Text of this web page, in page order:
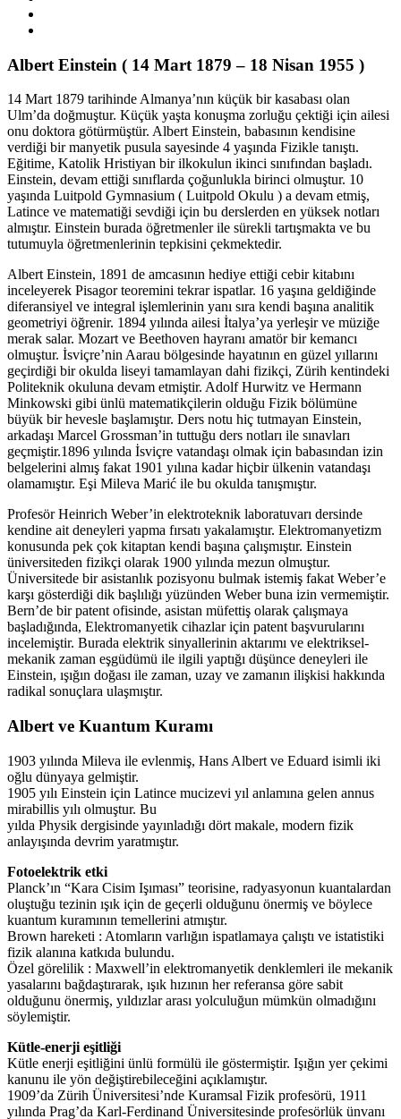
Albert Einstein ( 14 Mart 1879 – 18 Nisan 1955 )
14 Mart 1879 tarihinde Almanya’nın küçük bir kasabası olan
Ulm’da doğmuştur. Küçük yaşta konuşma zorluğu çektiği için ailesi
onu doktora götürmüştür. Albert Einstein, babasının kendisine
verdiği bir manyetik pusula sayesinde 4 yaşında Fizikle tanıştı.
Eğitime, Katolik Hristiyan bir ilkokulun ikinci sınıfından başladı.
Einstein, devam ettiği sınıflarda çoğunlukla birinci olmuştur. 10
yaşında Luitpold Gymnasium ( Luitpold Okulu ) a devam etmiş,
Latince ve matematiği sevdiği için bu derslerden en yüksek notları
almıştır. Einstein burada öğretmenler ile sürekli tartışmakta ve bu
tutumuyla öğretmenlerinin tepkisini çekmektedir.
Albert Einstein, 1891 de amcasının hediye ettiği cebir kitabını
inceleyerek Pisagor teoremini tekrar ispatlar. 16 yaşına geldiğinde
diferansiyel ve integral işlemlerinin yanı sıra kendi başına analitik
geometriyi öğrenir. 1894 yılında ailesi İtalya’ya yerleşir ve müziğe
merak salar. Mozart ve Beethoven hayranı amatör bir kemancı
olmuştur. İsviçre’nin Aarau bölgesinde hayatının en güzel yıllarını
geçirdiği bir okulda liseyi tamamlayan dahi fizikçi, Zürih kentindeki
Politeknik okuluna devam etmiştir. Adolf Hurwitz ve Hermann
Minkowski gibi ünlü matematikçilerin olduğu Fizik bölümüne
büyük bir hevesle başlamıştır. Ders notu hiç tutmayan Einstein,
arkadaşı Marcel Grossman’in tuttuğu ders notları ile sınavları
geçmiştir.1896 yılında İsviçre vatandaşı olmak için babasından izin
belgelerini almış fakat 1901 yılına kadar hiçbir ülkenin vatandaşı
olamamıştır. Eşi Mileva Marić ile bu okulda tanışmıştır.
Profesör Heinrich Weber’in elektroteknik laboratuvarı dersinde
kendine ait deneyleri yapma fırsatı yakalamıştır. Elektromanyetizm
konusunda pek çok kitaptan kendi başına çalışmıştır. Einstein
üniversiteden fizikçi olarak 1900 yılında mezun olmuştur.
Üniversitede bir asistanlık pozisyonu bulmak istemiş fakat Weber’e
karşı gösterdiği dik başlılığı yüzünden Weber buna izin vermemiştir.
Bern’de bir patent ofisinde, asistan müfettiş olarak çalışmaya
başladığında, Elektromanyetik cihazlar için patent başvurularını
incelemiştir. Burada elektrik sinyallerinin aktarımı ve elektriksel-
mekanik zaman eşgüdümü ile ilgili yaptığı düşünce deneyleri ile
Einstein, ışığın doğası ile zaman, uzay ve zamanın ilişkisi hakkında
radikal sonuçlara ulaşmıştır.
Albert ve Kuantum Kuramı
1903 yılında Mileva ile evlenmiş, Hans Albert ve Eduard isimli iki
oğlu dünyaya gelmiştir.
1905 yılı Einstein için Latince mucizevi yıl anlamına gelen annus
mirabillis yılı olmuştur. Bu
yılda Physik dergisinde yayınladığı dört makale, modern fizik
anlayışında devrim yaratmıştır.
Fotoelektrik etki
Planck’ın “Kara Cisim Işıması” teorisine, radyasyonun kuantalardan
oluştuğu tezinin ışık için de geçerli olduğunu önermiş ve böylece
kuantum kuramının temellerini atmıştır.
Brown hareketi : Atomların varlığın ispatlamaya çalıştı ve istatistiki
fizik alanına katkıda bulundu.
Özel görelilik : Maxwell’in elektromanyetik denklemleri ile mekanik
yasalarını bağdaştırarak, ışık hızının her referansa göre sabit
olduğunu önermiş, yıldızlar arası yolculuğun mümkün olmadığını
söylemiştir.
Kütle-enerji eşitliği
Kütle enerji eşitliğini ünlü formülü ile göstermiştir. Işığın yer çekimi
kanunu ile yön değiştirebileceğini açıklamıştır.
1909’da Zürih Üniversitesi’nde Kuramsal Fizik profesörü, 1911
yılında Prag’da Karl-Ferdinand Üniversitesinde profesörlük ünvanı